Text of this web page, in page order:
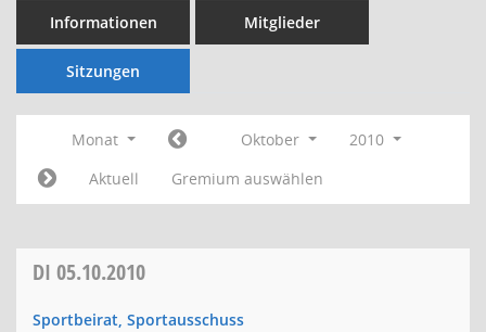
Informationen Mitglieder
Sitzungen
Monat Oktober
2010
Aktuell
Gremium auswählen
DI 05.10.2010
Sportbeirat, Sportausschuss